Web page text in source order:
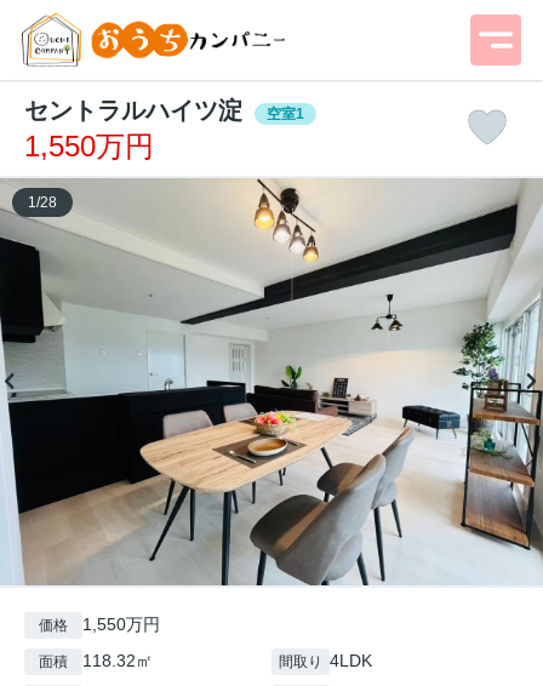
セントラルハイツ淀 空室1
1,550万円
1 /28
価格 1,550万円
面積 118.32㎡ 間取り 4LDK